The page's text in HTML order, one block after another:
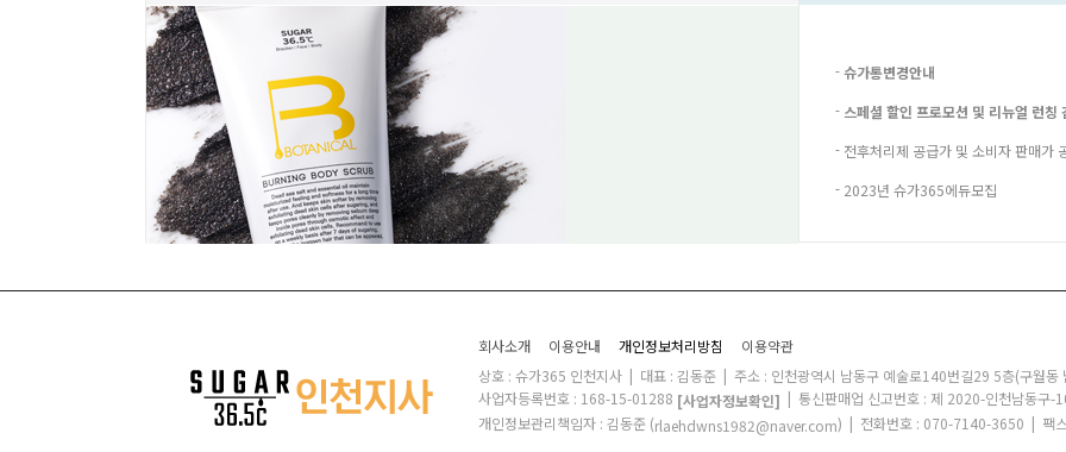
-슈가통변경안내
- 스페셜 할인 프로모션 및 리뉴얼 런칭
사쿠폰
- 전후처리제 공급가 및 소비자 판매가
- 2023년 슈가365에듀모집
회사소개 이용안내 개인정보처리방침
이용약관
상호 : 슈가365 인천지사 | 대표 : 김동준 | 주소 : 인천광역시 남동구 예술로140번길29 5층(구월동
사업자등록번호 : 168-15-01288 [사업자정보확인] | 통신판매업 신고번호 : 제 2020-인천남동구-
개인정보관리책임자 : 김동준 (rlaehdwns1982@naver.com) | 전화번호 : 070-7140-3650 | 팩